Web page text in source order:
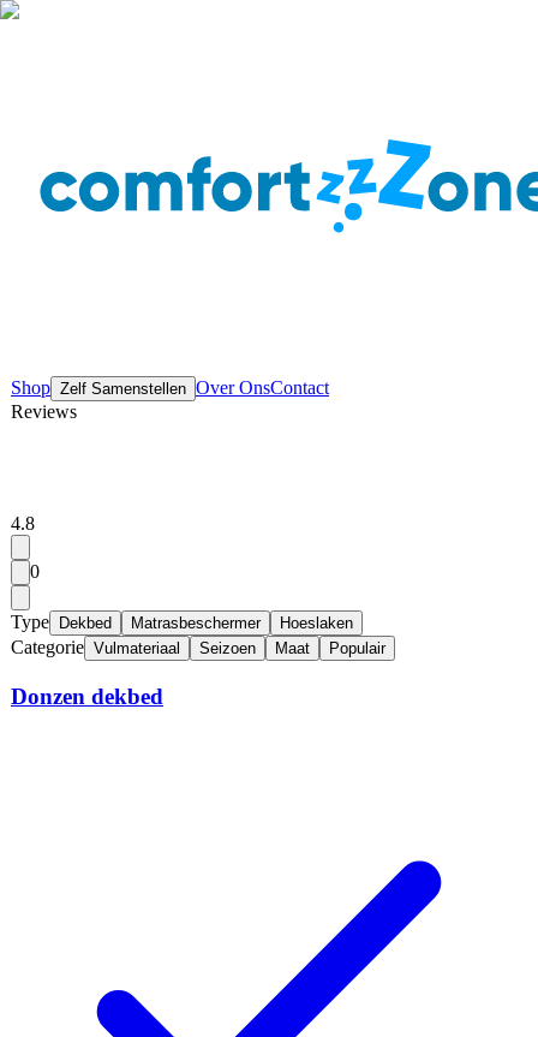
Shop Zelf Samenstellen Over OnsContact
Reviews
4.8
0
Type Dekbed Matrasbeschermer Hoeslaken
Categorie Vulmateriaal Seizoen Maat Populair
Donzen dekbed